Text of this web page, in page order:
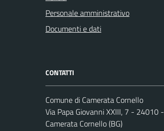
Personale amministrativo
Documenti e dati
CONTATTI
Comune di Camerata Cornello
Via Papa Giovanni XXIII, 7 - 24010 -
Camerata Cornello (BG)